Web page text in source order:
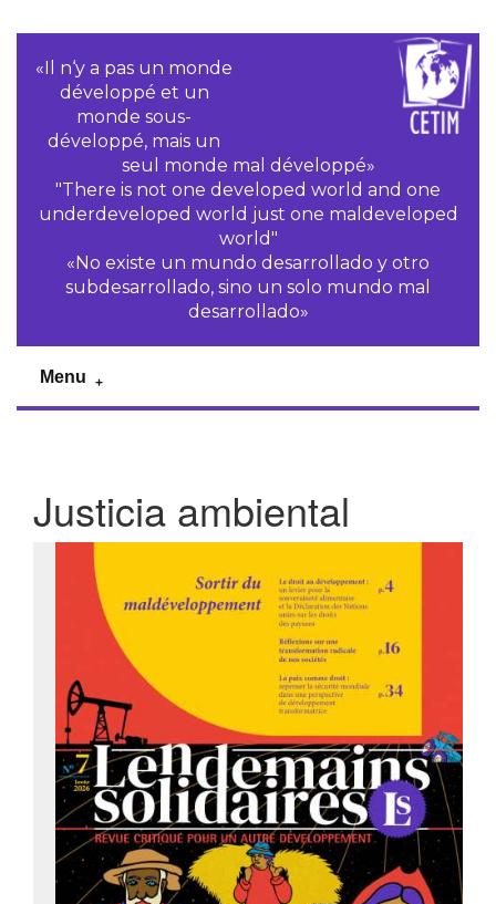
«Il n‘y a pas un monde
développé et un
monde sous-
développé, mais un
seul monde mal développé»
"There is not one developed world and one
underdeveloped world just one maldeveloped
world"
«No existe un mundo desarrollado y otro
subdesarrollado, sino un solo mundo mal
desarrollado»
Menu
Justicia ambiental